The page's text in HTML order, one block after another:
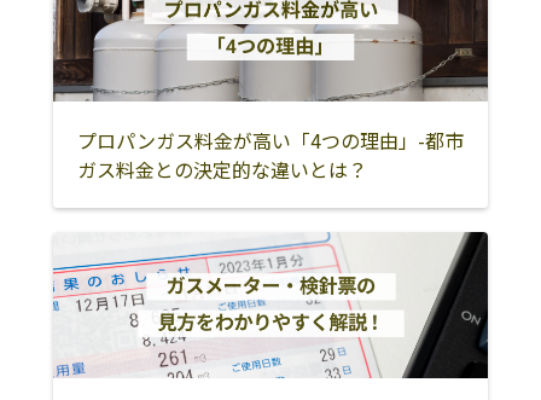
プロパンガス料金が高い「4つの理由」-都市
ガス料金との決定的な違いとは？